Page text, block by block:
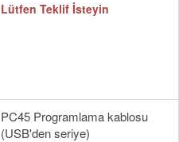
Lütfen Teklif İsteyin
PC45 Programlama kablosu
(USB'den seriye)